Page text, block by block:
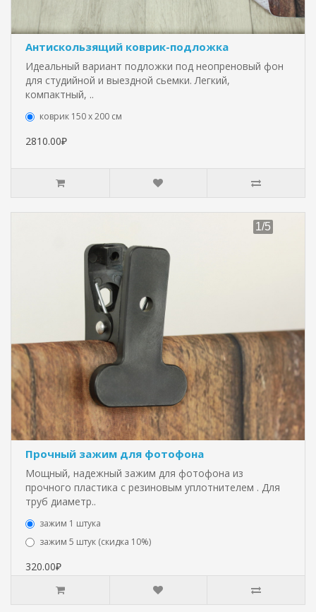
Антискользящий коврик-подложка
Идеальный вариант подложки под неопреновый фон
для студийной и выездной сьемки. Легкий,
компактный, ..
коврик 150 х 200 см
2810.00₽
Прочный зажим для фотофона
Мощный, надежный зажим для фотофона из
прочного пластика с резиновым уплотнителем . Для
труб диаметр..
зажим 1 штука
зажим 5 штук (скидка 10%)
320.00₽